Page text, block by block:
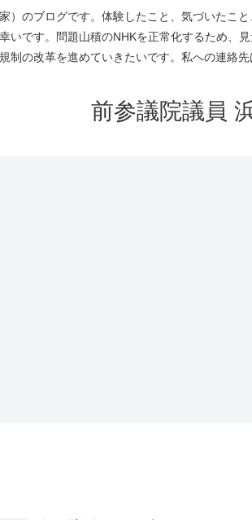
）のブログです。体験したこと、気づいたこ
いです。問題山積のNHKを正常化するため
規制の改革を進めていきたいです。私への連
前参議院議員